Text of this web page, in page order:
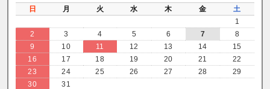
日 月 火 水 木 金
土
1
2
3 4 5 6 7
8
9
10 11 12 13 14
15
16
17 18 19 20 21
22
23
24 25 26 27 28
29
30
31